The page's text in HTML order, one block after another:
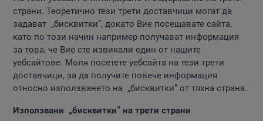
страни. Теоретично тези трети доставчици могат да
задават „бисквитки”, докато Вие посещавате сайта,
като по този начин например получават информация
за това, че Вие сте извикали един от нашите
уебсайтове. Моля посетете уебсайта на тези трети
доставчици, за да получите повече информация
относно използването на „бисквитки” от тяхна страна.
Използвани „бисквитки” на трети страни